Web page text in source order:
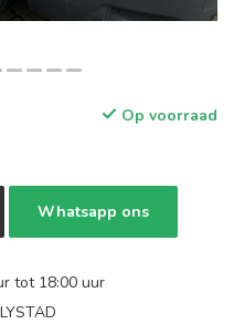
Op voorraad
Whatsapp ons
tot 18:00 uur